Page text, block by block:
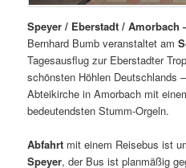
Speyer / Eberstadt / Amorbach
Bernhard Bumb veranstaltet am
Tagesausflug zur Eberstadter
schönsten Höhlen Deutschlands
Abteikirche in Amorbach mit
bedeutendsten Stumm-Orgeln.
Abfahrt mit einem Reisebus ist
Speyer, der Bus ist planmäßig